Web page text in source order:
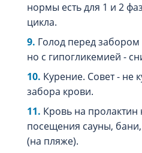
нормы есть для 1 и 2
цикла.
Голод перед
но с гипогликемией -
Курение. Совет - не
забора крови.
Кровь на пролактин
посещения сауны,
(на пляже).